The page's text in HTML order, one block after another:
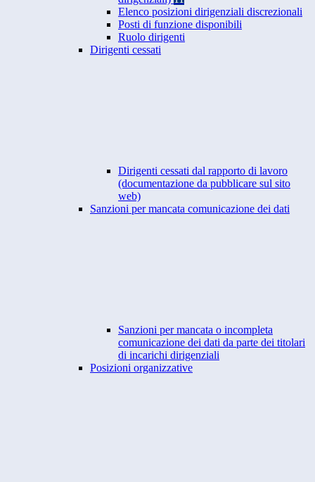
Elenco posizioni dirigenziali discrezionali
Posti di funzione disponibili
Ruolo dirigenti
Dirigenti cessati
Dirigenti cessati dal rapporto di lavoro
(documentazione da pubblicare sul sito
web)
Sanzioni per mancata comunicazione dei dati
Sanzioni per mancata o incompleta
comunicazione dei dati da parte dei titolari
di incarichi dirigenziali
Posizioni organizzative